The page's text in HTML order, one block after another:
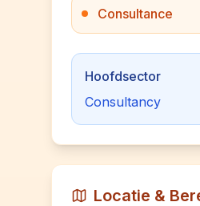
Consultance
Hoofdsector
Consultancy
Locatie &